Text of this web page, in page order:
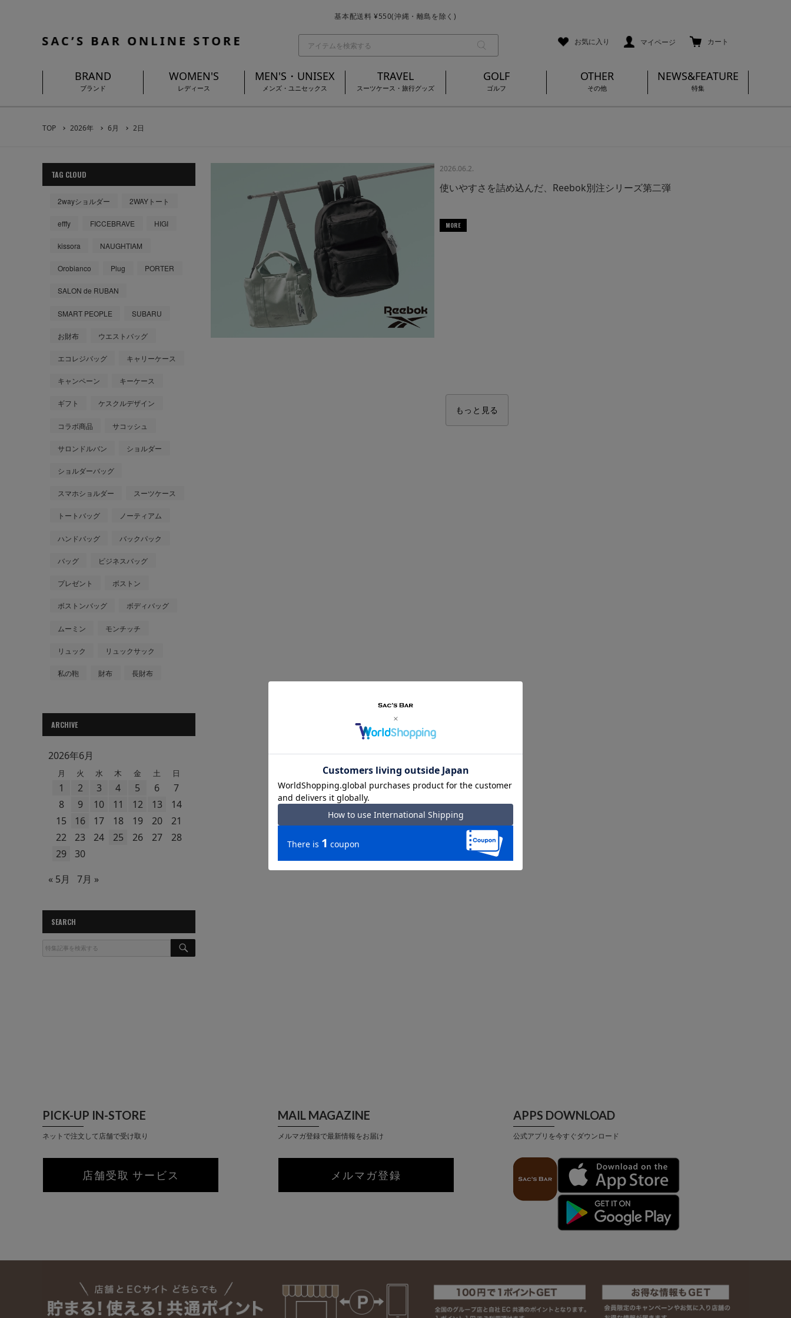
基本配送料 ¥550(沖縄・離島を除く)
お気に入り
マイページ カート
BRAND
ブランド
WOMEN'S
レディース
MEN'S・UNISEX
メンズ・ユニセックス
TRAVEL
スーツケース・旅行グッズ
GOLF
ゴルフ
OTHER
その他
NEWS&FEATURE
特集
TOP 2026年 6月 2日
2026.06.2.
使いやすさを詰め込んだ、Reebok別注シリーズ第二弾
MORE
もっと見る
TAG CLOUD
2wayショルダー 2WAYトート
efffy FICCEBRAVE HIGI
kissora NAUGHTIAM
Orobianco Plug PORTER
SALON de RUBAN
SMART PEOPLE SUBARU
お財布 ウエストバッグ
エコレジバッグ キャリーケース
キャンペーン キーケース
ギフト ケスクルデザイン
コラボ商品 サコッシュ
サロンドルバン ショルダー
ショルダーバッグ
スマホショルダー スーツケース
トートバッグ ノーティアム
ハンドバッグ バックパック
バッグ ビジネスバッグ
プレゼント ボストン
ボストンバッグ ボディバッグ
ムーミン モンチッチ
リュック リュックサック
私の鞄 財布 長財布
ARCHIVE
2026年6月
月 火 水 木 金 土 日
1 2 3 4 5 6
7
8
9 10 11 12 13
14
15
16 17 18 19 20
21
22
23 24 25 26 27
28
29
30
« 5月
7月 »
SEARCH
S
R
PICK-UP IN-STORE
ネットで注文して店舗で受け取り
店舗受取 サービス
MAIL MAGAZINE
メルマガ登録で最新情報をお届け
メルマガ登録
APPS DOWNLOAD
公式アプリを今すぐダウンロード